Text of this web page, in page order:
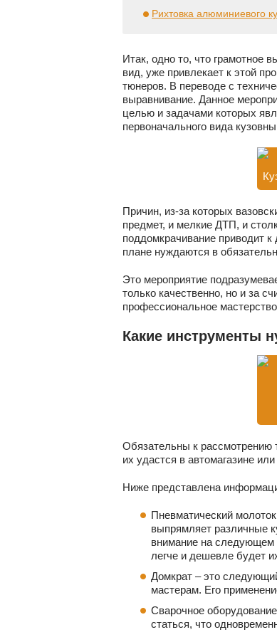
Рихтовка алюминиевого
Итак, одно то, что грамотное
вид, уже привлекает к этой
тюнеров. В переводе с
выравнивание. Данное
целью и задачами которых
первоначального вида
Причин, из-за которых
предмет, и мелкие ДТП, и
поддомкрачивание приводит
плане нуждаются в
Это мероприятие
только качественно, но и за
профессиональное
Какие инструменты
Обязательны к
их удастся в автомагазине или
Ниже представлена
Пневматический
выпрямляет различные
внимание на следующем
легче и дешевле будет
Домкрат – это
мастерам. Его
Сварочное
статься, что